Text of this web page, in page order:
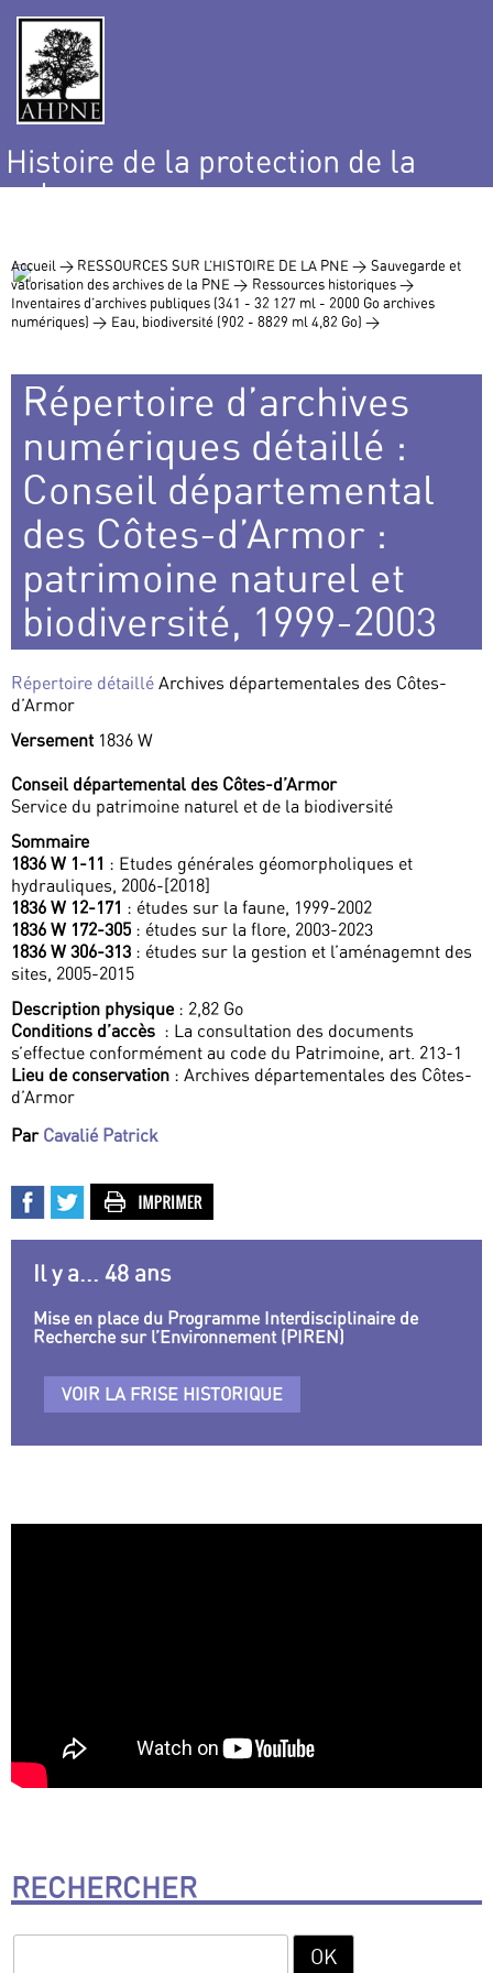
Histoire de la protection de la
nature
Accueil > RESSOURCES SUR L’HISTOIRE DE LA PNE > Sauvegarde et
valorisation des archives de la PNE > Ressources historiques >
Inventaires d’archives publiques (341 - 32 127 ml - 2000 Go archives
numériques) > Eau, biodiversité (902 - 8829 ml 4,82 Go) >
Répertoire d’archives
numériques détaillé :
Conseil départemental
des Côtes-d’Armor :
patrimoine naturel et
biodiversité, 1999-2003
Répertoire détaillé Archives départementales des Côtes-
d’Armor
Versement 1836 W
Conseil départemental des Côtes-d’Armor
Service du patrimoine naturel et de la biodiversité
Sommaire
1836 W 1-11 : Etudes générales géomorpholiques et
hydrauliques, 2006-[2018]
1836 W 12-171 : études sur la faune, 1999-2002
1836 W 172-305 : études sur la flore, 2003-2023
1836 W 306-313 : études sur la gestion et l’aménagemnt des
sites, 2005-2015
Description physique: 2,82 Go
Conditions d’accès : La consultation des documents
s’effectue conformément au code du Patrimoine, art. 213-1
Lieu de conservation : Archives départementales des Côtes-
d’Armor
Par Cavalié Patrick
Il y a... 48 ans
Mise en place du Programme Interdisciplinaire de
Recherche sur l’Environnement (PIREN)
VOIR LA FRISE HISTORIQUE
RECHERCHER